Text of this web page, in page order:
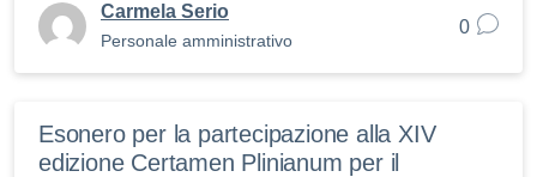
Carmela Serio
Personale amministrativo
0
Esonero per la partecipazione alla XIV
edizione Certamen Plinianum per il